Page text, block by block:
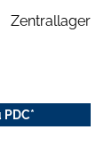
Zentrallager